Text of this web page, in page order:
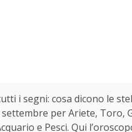
i segni: cosa dicono le
per Ariete, Toro,
e Pesci. Qui